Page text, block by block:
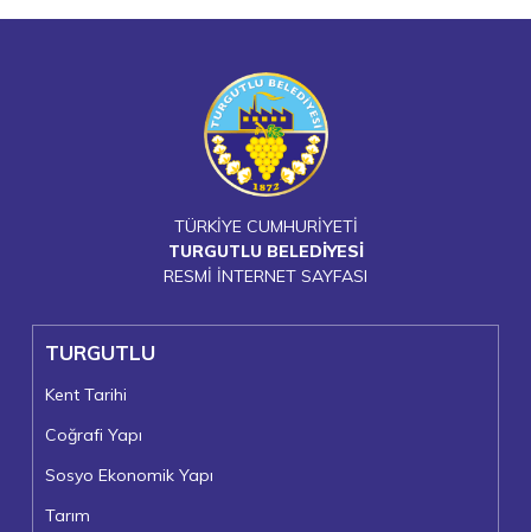
TÜRKİYE CUMHURİYETİ
TURGUTLU BELEDİYESİ
RESMİ İNTERNET SAYFASI
TURGUTLU
Kent Tarihi
Coğrafi Yapı
Sosyo Ekonomik Yapı
Tarım